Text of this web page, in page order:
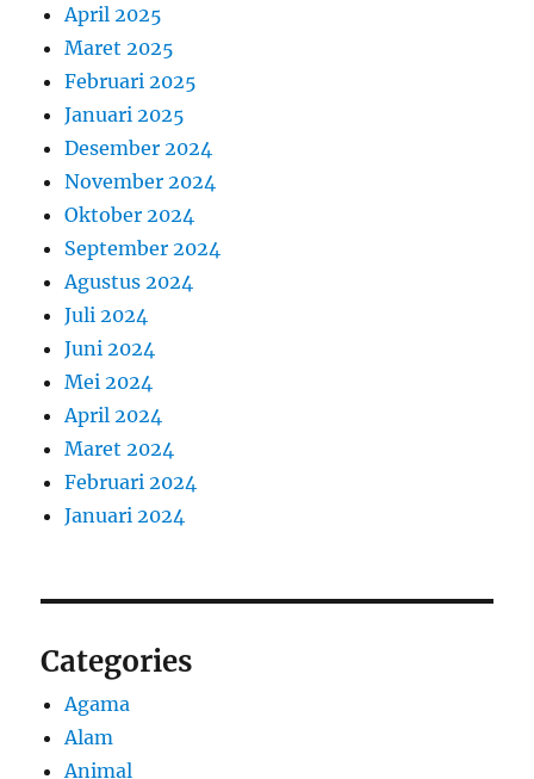
April 2025
Maret 2025
Februari 2025
Januari 2025
Desember 2024
November 2024
Oktober 2024
September 2024
Agustus 2024
Juli 2024
Juni 2024
Mei 2024
April 2024
Maret 2024
Februari 2024
Januari 2024
Categories
Agama
Alam
Animal